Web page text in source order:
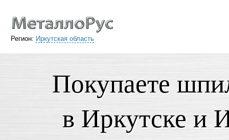
Регион: Иркутская область
Покупаете
в Иркутске и